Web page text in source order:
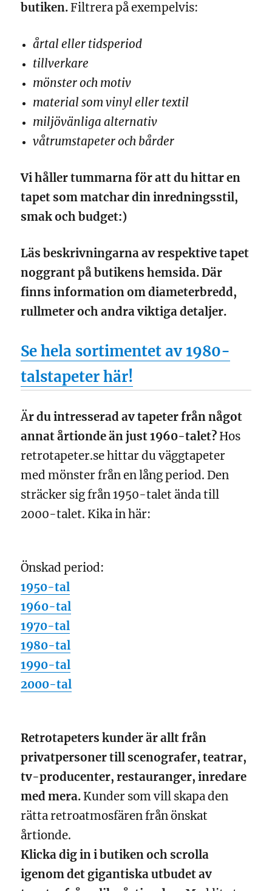
butiken.Filtrera på exempelvis:
årtal eller tidsperiod
tillverkare
mönster och motiv
material som vinyl eller textil
miljövänliga alternativ
våtrumstapeter och bårder
Vi håller tummarna för att du hittar en
tapet som matchar din inredningsstil,
smak och budget:)
Läs beskrivningarna av respektive tapet
noggrant på butikens hemsida. Där
finns information om diameterbredd,
rullmeter och andra viktiga detaljer.
Se hela sortimentet av 1980-
talstapeter här!
Är du intresserad av tapeter från något
annat årtionde än just 1960-talet? Hos
retrotapeter.se hittar du väggtapeter
med mönster från en lång period. Den
sträcker sig från 1950-talet ända till
2000-talet. Kika in här:
Önskad period:
1950-tal
1960-tal
1970-tal
1980-tal
1990-tal
2000-tal
Retrotapeters kunder är allt från
privatpersoner till scenografer, teatrar,
tv-producenter, restauranger, inredare
med mera. Kunder som vill skapa den
rätta retroatmosfären från önskat
årtionde.
Klicka dig in i butiken och scrolla
igenom det gigantiska utbudet av